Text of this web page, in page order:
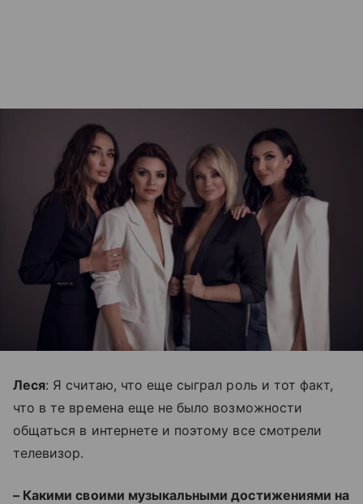
Леся: Я считаю, что еще сыграл роль и тот факт,
что в те времена еще не было возможности
общаться в интернете и поэтому все смотрели
телевизор.
– Какими своими музыкальными достижениями на